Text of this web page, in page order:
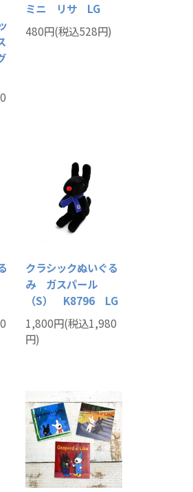
ミニ リサ LG
480円(税込528円)
クラシックぬいぐる
み ガスパール
（S） K8796 LG
1,800円(税込1,980
円)